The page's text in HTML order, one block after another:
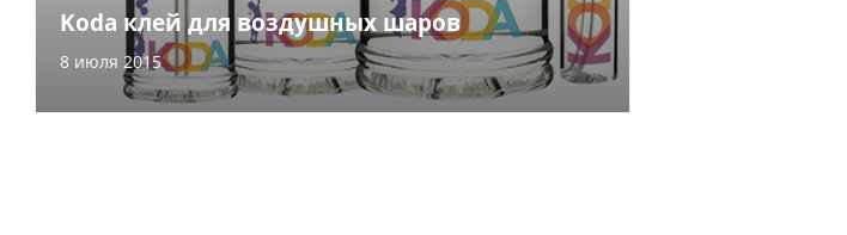
Koda клей для воздушных шаров
8 июля 2015